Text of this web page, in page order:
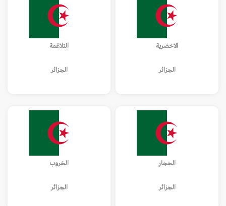
الاخضرية
الجزائر
التلاغمة
الجزائر
الحجار
الجزائر
الخروب
الجزائر